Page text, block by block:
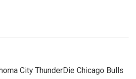
Die Chicago Bulls